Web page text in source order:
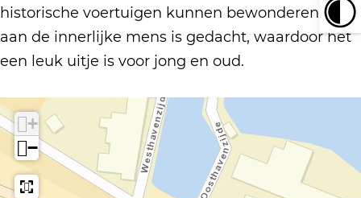
k
o
o
e
u
e
r
k
e
n
historische voertuigen kunnen bewonderen. Ook
aan de innerlijke mens is gedacht, waardoor het
een leuk uitje is voor jong en oud.
+
−